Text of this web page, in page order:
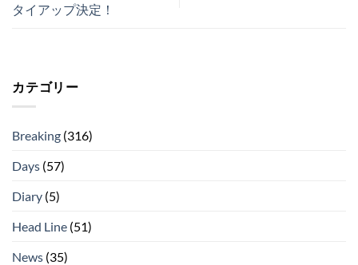
タイアップ決定！
カテゴリー
Breaking (316)
Days (57)
Diary (5)
Head Line (51)
News (35)